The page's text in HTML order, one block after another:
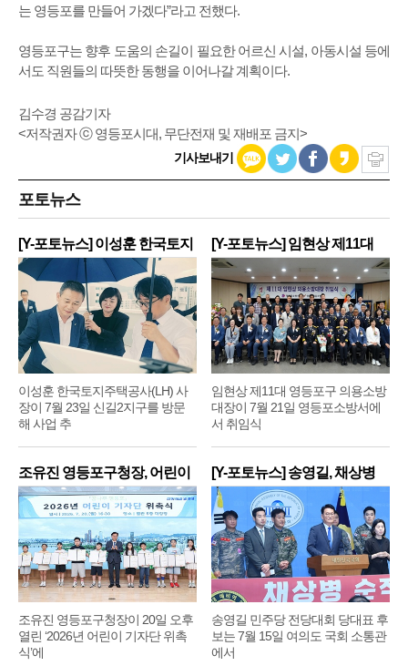
는 영등포를 만들어 가겠다”라고 전했다.
영등포구는 향후 도움의 손길이 필요한 어르신 시설, 아동시설 등에
서도 직원들의 따뜻한 동행을 이어나갈 계획이다.
김수경 공감기자
<저작권자 ⓒ 영등포시대, 무단전재 및 재배포 금지>
기사보내기
포토뉴스
[Y-포토뉴스] 이성훈 한국토지
주
이성훈 한국토지주택공사(LH) 사
장이 7월 23일 신길2지구를 방문
해 사업 추
[Y-포토뉴스] 임현상 제11대
영
임현상 제11대 영등포구 의용소방
대장이 7월 21일 영등포소방서에
서 취임식
조유진 영등포구청장, 어린이
기
조유진 영등포구청장이 20일 오후
열린 ‘2026년 어린이 기자단 위촉
식’에
[Y-포토뉴스] 송영길, 채상병
순
송영길 민주당 전당대회 당대표 후
보는 7월 15일 여의도 국회 소통관
에서